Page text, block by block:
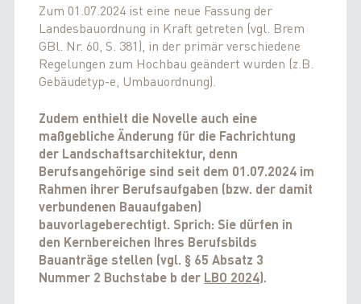
Zum 01.07.2024 ist eine neue Fassung der
Landesbauordnung in Kraft getreten (vgl. Brem
GBl. Nr. 60, S. 381), in der primär verschiedene
Regelungen zum Hochbau geändert wurden (z.B.
Gebäudetyp-e, Umbauordnung).
Zudem enthielt die Novelle auch eine
maßgebliche Änderung für die Fachrichtung
der Landschaftsarchitektur, denn
Berufsangehörige sind seit dem 01.07.2024 im
Rahmen ihrer Berufsaufgaben (bzw. der damit
verbundenen Bauaufgaben)
bauvorlageberechtigt. Sprich: Sie dürfen in
den Kernbereichen Ihres Berufsbilds
Bauanträge stellen (vgl. § 65 Absatz 3
Nummer 2 Buchstabe b der LBO 2024).